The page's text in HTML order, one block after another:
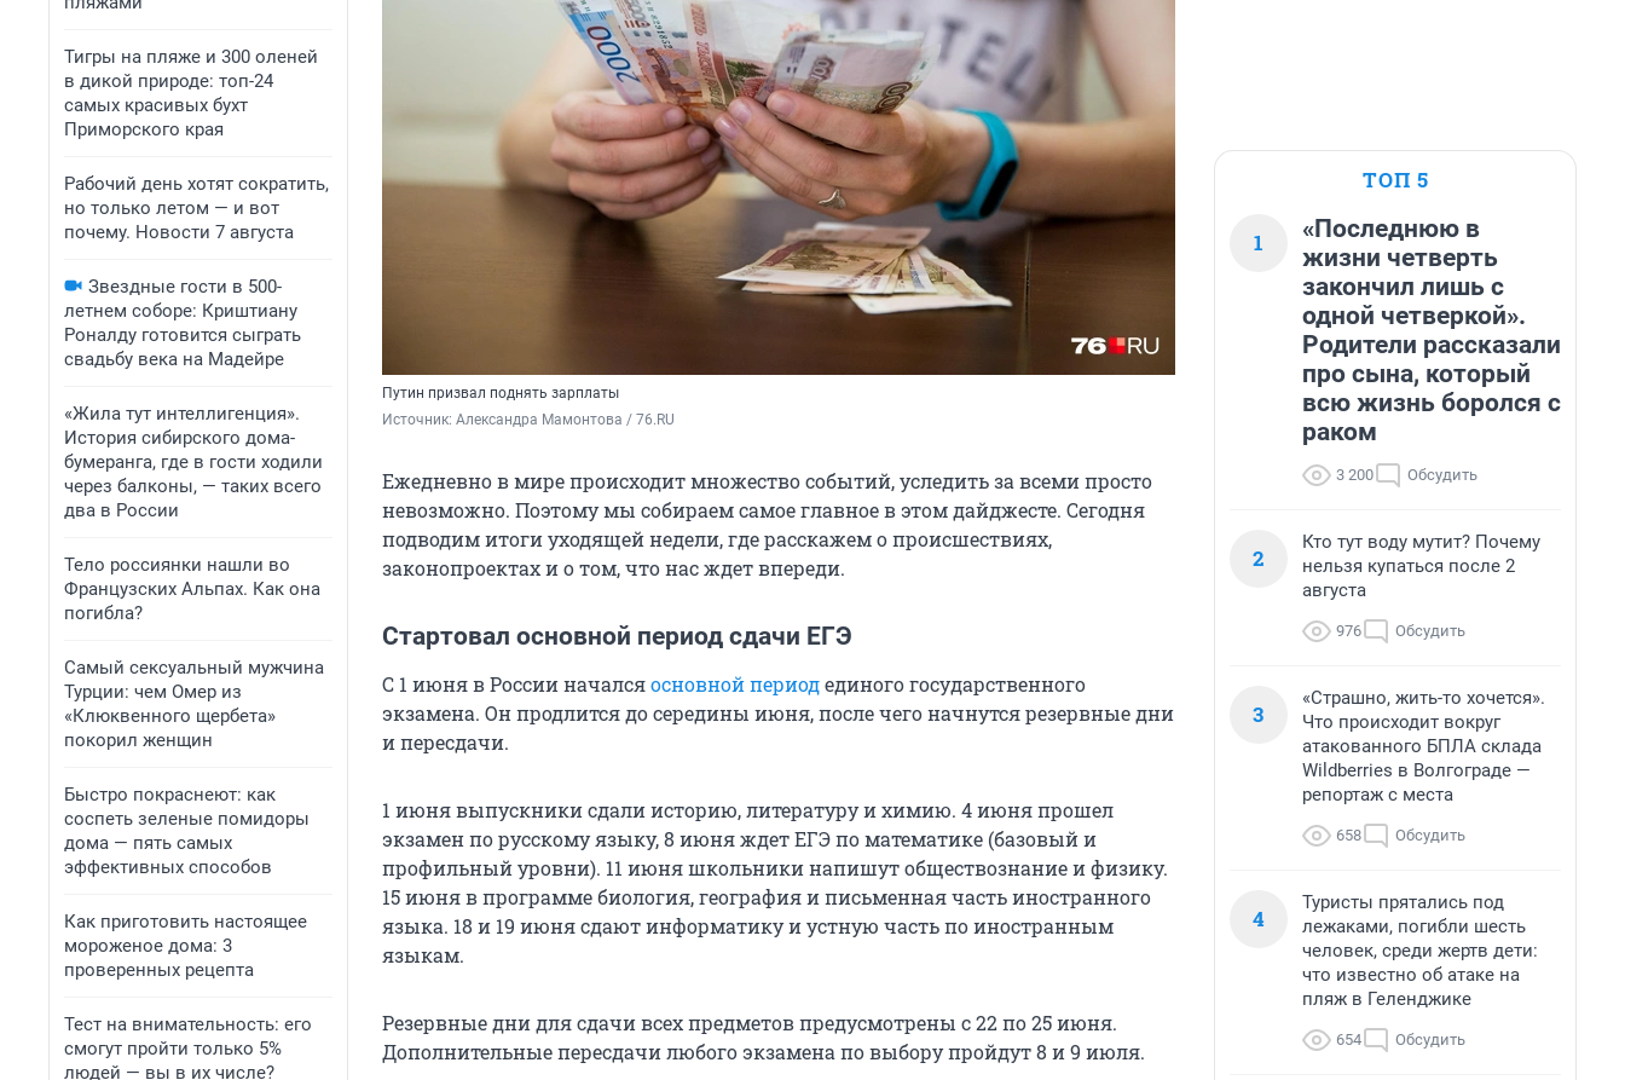
Тигры на пляже и 300 оленей
в дикой природе: топ-24
самых красивых бухт
Приморского края
Рабочий день хотят сократить,
но только летом — и вот
почему. Новости 7 августа
Звездные гости в 500-
летнем соборе: Криштиану
Роналду готовится сыграть
свадьбу века на Мадейре
«Жила тут интеллигенция».
История сибирского дома-
бумеранга, где в гости ходили
через балконы, — таких всего
два в России
Тело россиянки нашли во
Французских Альпах. Как она
погибла?
Самый сексуальный мужчина
Турции: чем Омер из
«Клюквенного щербета»
покорил женщин
Быстро покраснеют: как
соспеть зеленые помидоры
дома — пять самых
эффективных способов
Как приготовить настоящее
мороженое дома: 3
проверенных рецепта
Тест на внимательность: его
смогут пройти только 5%
людей — вы в их числе?
Путин призвал поднять зарплаты
Источник: Александра Мамонтова / 76.RU
Ежедневно в мире происходит множество событий, уследить за всеми просто
невозможно. Поэтому мы собираем самое главное в этом дайджесте. Сегодня
подводим итоги уходящей недели, где расскажем о происшествиях,
законопроектах и о том, что нас ждет впереди.
Стартовал основной период сдачи ЕГЭ
С 1 июня в России началсяосновной периодединого государственного
экзамена. Он продлится до середины июня, после чего начнутся резервные дни
и пересдачи.
1 июня выпускники сдали историю, литературу и химию. 4 июня прошел
экзамен по русскому языку, 8 июня ждет ЕГЭ по математике (базовый и
профильный уровни). 11 июняшкольники напишут обществознание и физику.
15 июня в программе биология, география и письменная часть иностранного
языка. 18 и 19 июня сдают информатику и устную часть по иностранным
языкам.
Резервные дни для сдачи всех предметов предусмотрены с 22 по25 июня.
Дополнительные пересдачи любого экзамена по выбору пройдут 8 и9 июля.
ТОП 5
1
«Последнюю в
жизни четверть
закончил лишь с
одной четверкой».
Родители рассказали
про сына, который
всю жизнь боролся с
раком
3 200 Обсудить
2
Кто тут воду мутит? Почему
нельзя купаться после 2
августа
976 Обсудить
3
«Страшно, жить-то хочется».
Что происходит вокруг
атакованного БПЛА склада
Wildberries в Волгограде —
репортаж с места
658 Обсудить
4
Туристы прятались под
лежаками, погибли шесть
человек, среди жертв дети:
что известно об атаке на
пляж в Геленджике
654 Обсудить